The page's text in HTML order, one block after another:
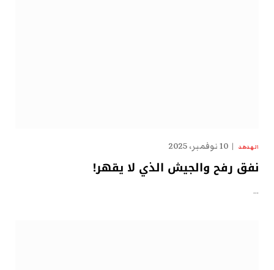
الهدهد 10 نوفمبر، 2025
نفق رفح والجيش الذي لا يقهر!
…